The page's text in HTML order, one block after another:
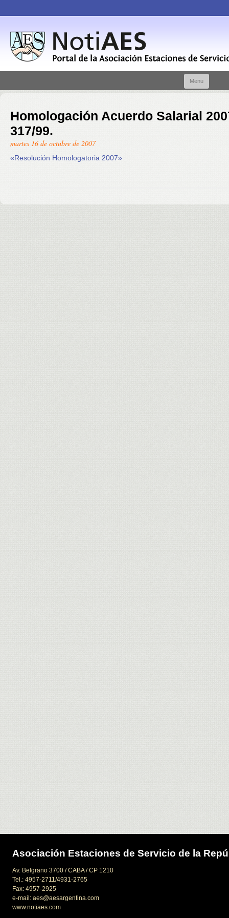
Menu
Homologación Acuerdo Salarial
317/99.
martes 16 de octubre de 2007
«Resolución Homologatoria 2007»
Asociación Estaciones de Servicio de la
Av. Belgrano 3700 / CABA / CP 1210
Tel.: 4957-2711/4931-2765
Fax: 4957-2925
e-mail: aes@aesargentina.com
www.notiaes.com